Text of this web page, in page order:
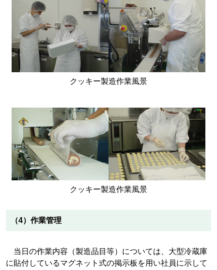
クッキー製造作業風景
クッキー製造作業風景
（4）作業管理
当日の作業内容（製造品目等）については、大型冷蔵庫
に貼付しているマグネット式の掲示板を用い社員に示して